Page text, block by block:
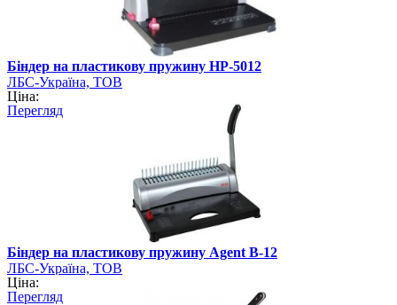
Біндер на пластикову пружину HP-5012
ЛБС-Україна, ТОВ
Ціна:
Перегляд
Біндер на пластикову пружину Agent B-12
ЛБС-Україна, ТОВ
Ціна:
Перегляд